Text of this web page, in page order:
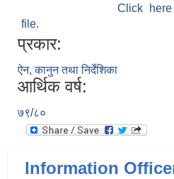
Click
file.
प्रकार:
ऐन, कानुन तथा निर्देशिका
आर्थिक वर्ष:
७९/८०
Information